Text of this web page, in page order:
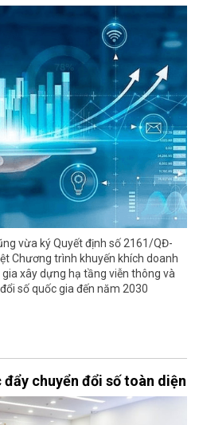
vừa ký Quyết định số 2161/QĐ-
Chương trình khuyến khích doanh
xây dựng hạ tầng viễn thông và
số quốc gia đến năm 2030
đẩy chuyển đổi số toàn diện